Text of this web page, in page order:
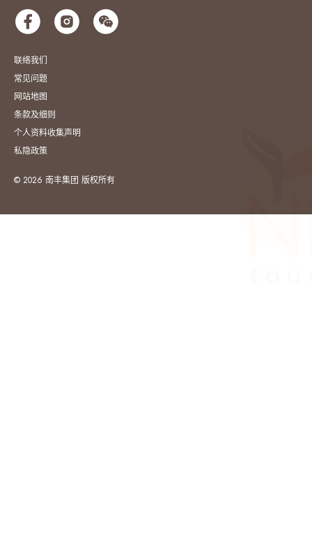
联络我们
常见问题
网站地图
条款及细则
个人资料收集声明
私隐政策
© 2026 南丰集团 版权所有